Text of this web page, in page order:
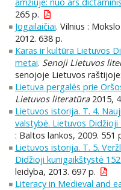
265 p.
Jogailaičiai. Vilnius :
2012. 638 p.
Karas ir kultūra Lietuvos
metai. Senoji Lietuvos
senojoje Lietuvos
Lietuva pergalės prie
Lietuvos literatūra2015,
Lietuvos istorija. T. 4.
valstybė. Lietuvos Didžioji
: Baltos lankos, 2009. 551
Lietuvos istorija. T. 5.
Didžioji kunigaikštystė
leidyba, 2013. 697 p.
Literacy in Medieval and